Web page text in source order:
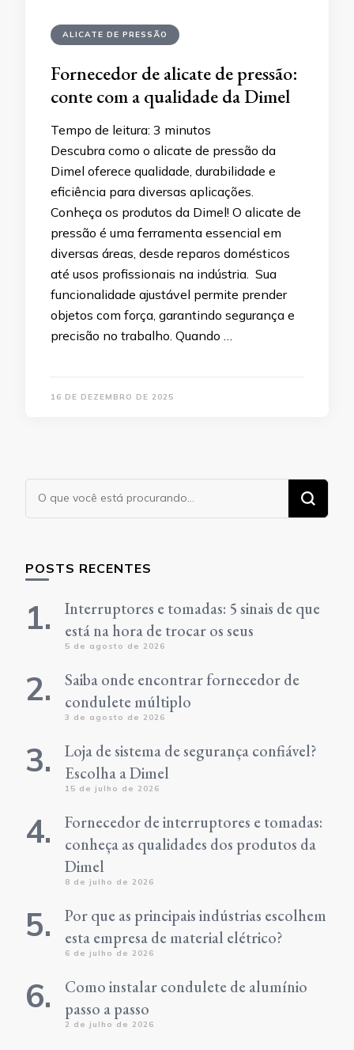
ALICATE DE PRESSÃO
Fornecedor de alicate de pressão:
conte com a qualidade da Dimel
Tempo de leitura: 3 minutos
Descubra como o alicate de pressão da
Dimel oferece qualidade, durabilidade e
eficiência para diversas aplicações.
Conheça os produtos da Dimel! O alicate de
pressão é uma ferramenta essencial em
diversas áreas, desde reparos domésticos
até usos profissionais na indústria. Sua
funcionalidade ajustável permite prender
objetos com força, garantindo segurança e
precisão no trabalho. Quando …
16 DE DEZEMBRO DE 2025
Procurando
POSTS RECENTES
Interruptores e tomadas: 5 sinais de que
está na hora de trocar os seus
5 de agosto de 2026
Saiba onde encontrar fornecedor de
condulete múltiplo
3 de agosto de 2026
Loja de sistema de segurança confiável?
Escolha a Dimel
15 de julho de 2026
Fornecedor de interruptores e tomadas:
conheça as qualidades dos produtos da
Dimel
8 de julho de 2026
Por que as principais indústrias escolhem
esta empresa de material elétrico?
6 de julho de 2026
Como instalar condulete de alumínio
passo a passo
2 de julho de 2026